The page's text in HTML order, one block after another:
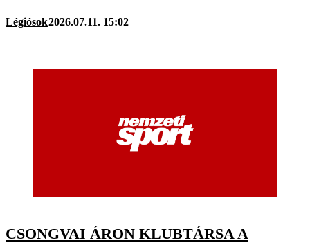
Légiósok2026.07.11. 15:02
CSONGVAI ÁRON KLUBTÁRSA A